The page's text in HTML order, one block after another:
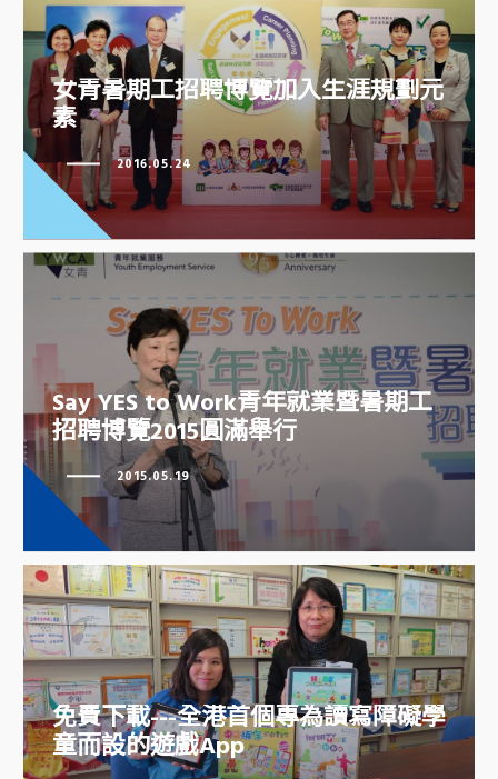
女青暑期工招聘博覽加入生涯規劃
元素
女青暑期工招聘博覽加入生涯規劃元
素
2016.05.24
Say YES to Work青年就業暨暑期
工招聘博覽2015圓滿舉行
Say YES to Work青年就業暨暑期工
招聘博覽2015圓滿舉行
2015.05.19
免費下載---全港首個專為讀寫障礙
學童而設的遊戲App
免費下載---全港首個專為讀寫障礙學
童而設的遊戲App